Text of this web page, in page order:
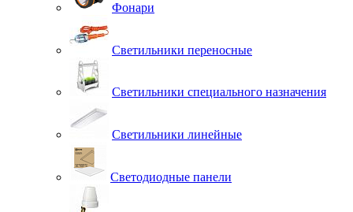
Фонари
Светильники переносные
Светильники специального назначения
Светильники линейные
Светодиодные панели